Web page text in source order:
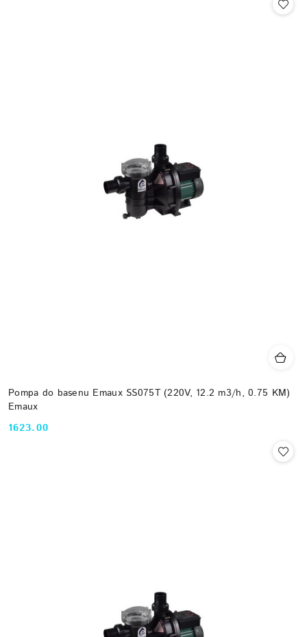
Pompa do basenu Emaux SS075T (220V, 12.2 m3/h, 0.75 KM)
Emaux
Cena:
1623.00